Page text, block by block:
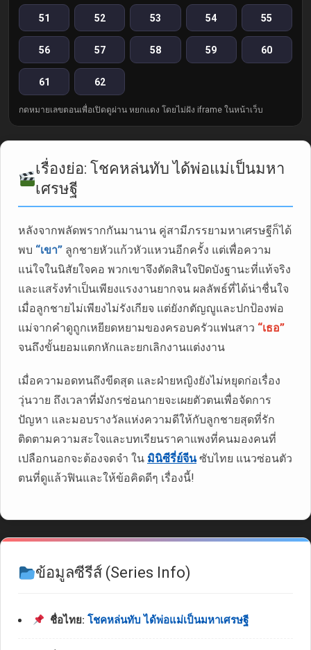
51 52 53 54 55
56 57 58 59 60
61 62
กดหมายเลขตอนเพื่อเปิดดูผ่าน หยกแดง โดยไม่ฝัง iframe ในหน้าเว็บ
เรื่องย่อ: โชคหล่นทับ ได้พ่อแม่เป็นมหา
เศรษฐี
หลังจากพลัดพรากกันมานาน คู่สามีภรรยามหาเศรษฐีก็ได้
พบ “เขา” ลูกชายหัวแก้วหัวแหวนอีกครั้ง แต่เพื่อความ
แน่ใจในนิสัยใจคอ พวกเขาจึงตัดสินใจปิดบังฐานะที่แท้จริง
และแสร้งทำเป็นเพียงแรงงานยากจน ผลลัพธ์ที่ได้น่าชื่นใจ
เมื่อลูกชายไม่เพียงไม่รังเกียจ แต่ยังกตัญญูและปกป้องพ่อ
แม่จากคำดูถูกเหยียดหยามของครอบครัวแฟนสาว “เธอ”
จนถึงขั้นยอมแตกหักและยกเลิกงานแต่งงาน
เมื่อความอดทนถึงขีดสุด และฝ่ายหญิงยังไม่หยุดก่อเรื่อง
วุ่นวาย ถึงเวลาที่มังกรซ่อนกายจะเผยตัวตนเพื่อจัดการ
ปัญหา และมอบรางวัลแห่งความดีให้กับลูกชายสุดที่รัก
ติดตามความสะใจและบทเรียนราคาแพงที่คนมองคนที่
เปลือกนอกจะต้องจดจำ ใน มินิซีรี่ย์จีนซับไทย แนวซ่อนตัว
ตนที่ดูแล้วฟินและให้ข้อคิดดีๆ เรื่องนี้!
ข้อมูลซีรีส์ (Series Info)
ชื่อไทย: โชคหล่นทับ ได้พ่อแม่เป็นมหาเศรษฐี